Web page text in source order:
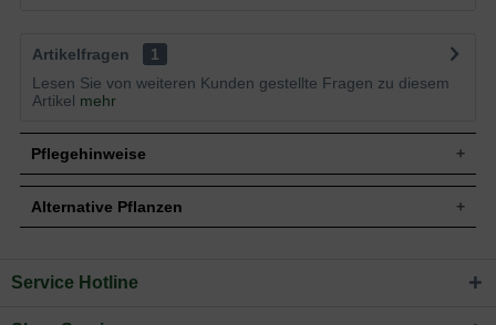
Artikelfragen
1
Lesen Sie von weiteren Kunden gestellte Fragen zu diesem
Artikel mehr
Pflegehinweise
Pflanz- und Pflegetipps Abies koreana
Alternative Pflanzen
Sie suchen eine Alternative?
Service Hotline